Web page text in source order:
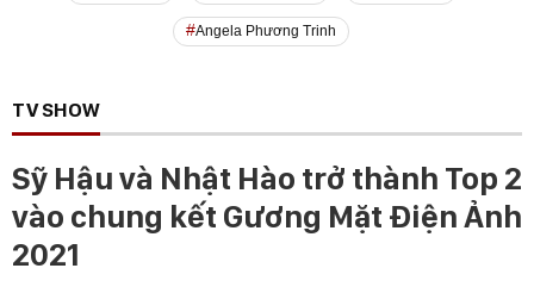
Angela Phương Trinh
TV SHOW
Sỹ Hậu và Nhật Hào trở thành Top 2
vào chung kết Gương Mặt Điện Ảnh
2021